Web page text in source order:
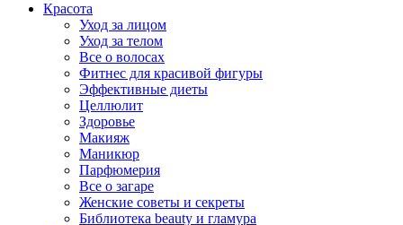
Красота
Уход за лицом
Уход за телом
Все о волосах
Фитнес для красивой фигуры
Эффективные диеты
Целлюлит
Здоровье
Макияж
Маникюр
Парфюмерия
Все о загаре
Женские советы и секреты
Библиотека beauty и гламура